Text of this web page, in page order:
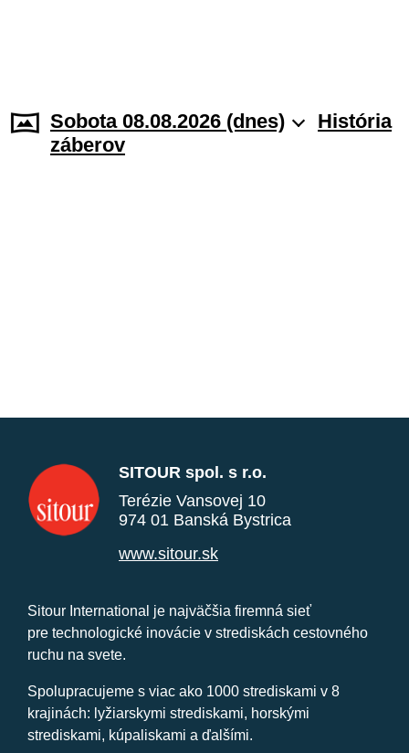
Sobota 08.08.2026 (dnes)
História
záberov
SITOUR spol. s r.o.
Terézie Vansovej 10
974 01 Banská Bystrica
www.sitour.sk
Sitour International je najväčšia firemná sieť
pre technologické inovácie v strediskách cestovného
ruchu na svete.
Spolupracujeme s viac ako 1000 strediskami v 8
krajinách: lyžiarskymi strediskami, horskými
strediskami, kúpaliskami a ďalšími.